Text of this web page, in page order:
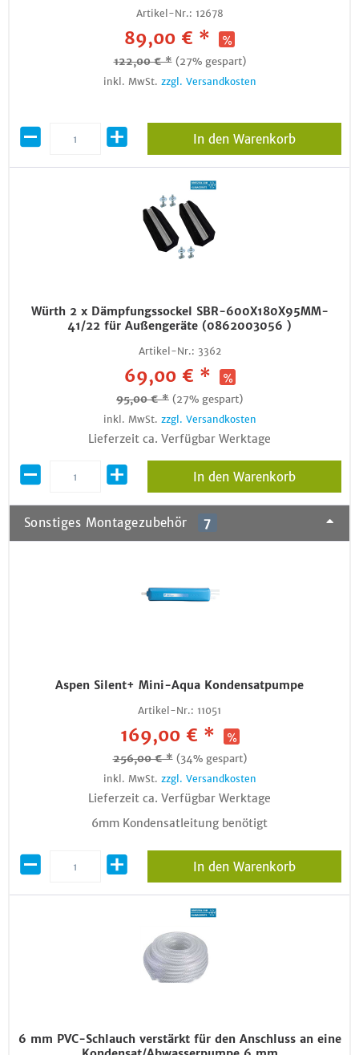
Artikel-Nr.: 12678
89,00 € *
122,00 € * (27% gespart)
inkl. MwSt. zzgl. Versandkosten
In den Warenkorb
Würth 2 x Dämpfungssockel SBR-600X180X95MM-
41/22 für Außengeräte (0862003056 )
Artikel-Nr.: 3362
69,00 € *
95,00 € * (27% gespart)
inkl. MwSt. zzgl. Versandkosten
Lieferzeit ca. Verfügbar Werktage
In den Warenkorb
Sonstiges Montagezubehör 7
Aspen Silent+ Mini-Aqua Kondensatpumpe
Artikel-Nr.: 11051
169,00 € *
256,00 € * (34% gespart)
inkl. MwSt. zzgl. Versandkosten
Lieferzeit ca. Verfügbar Werktage
6mm Kondensatleitung benötigt
In den Warenkorb
6 mm PVC-Schlauch verstärkt für den Anschluss an eine